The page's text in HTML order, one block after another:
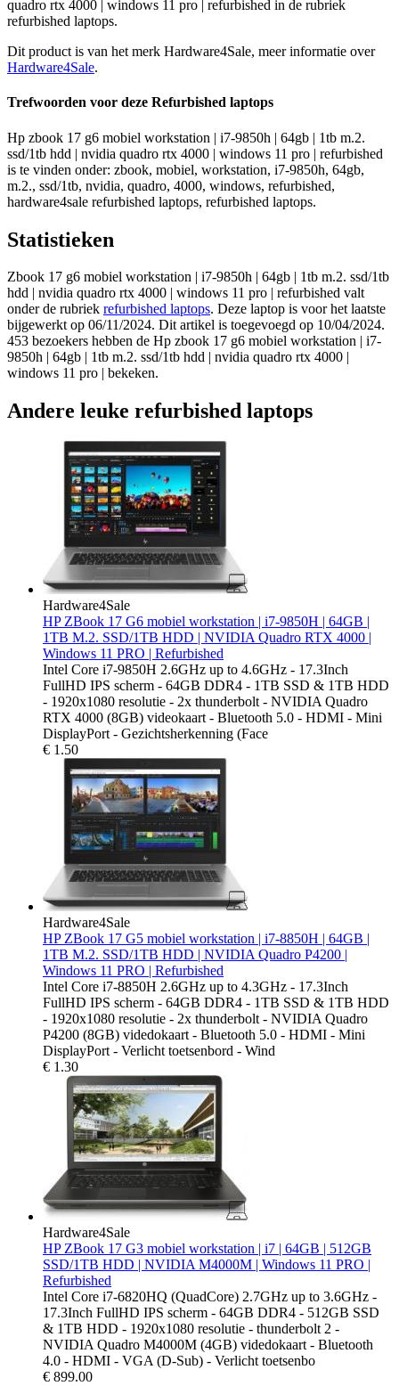
quadro rtx 4000 | windows 11 pro | refurbished in de rubriek
refurbished laptops.
Dit product is van het merk Hardware4Sale, meer informatie over
Hardware4Sale.
Trefwoorden voor deze Refurbished laptops
Hp zbook 17 g6 mobiel workstation | i7-9850h | 64gb | 1tb m.2.
ssd/1tb hdd | nvidia quadro rtx 4000 | windows 11 pro | refurbished
is te vinden onder: zbook, mobiel, workstation, i7-9850h, 64gb,
m.2., ssd/1tb, nvidia, quadro, 4000, windows, refurbished,
hardware4sale refurbished laptops, refurbished laptops.
Statistieken
Zbook 17 g6 mobiel workstation | i7-9850h | 64gb | 1tb m.2. ssd/1tb
hdd | nvidia quadro rtx 4000 | windows 11 pro | refurbished valt
onder de rubriek refurbished laptops. Deze laptop is voor het laatste
bijgewerkt op 06/11/2024. Dit artikel is toegevoegd op 10/04/2024.
453 bezoekers hebben de Hp zbook 17 g6 mobiel workstation | i7-
9850h | 64gb | 1tb m.2. ssd/1tb hdd | nvidia quadro rtx 4000 |
windows 11 pro | bekeken.
Andere leuke refurbished laptops
Hardware4Sale
HP ZBook 17 G6 mobiel workstation | i7-9850H | 64GB |
1TB M.2. SSD/1TB HDD | NVIDIA Quadro RTX 4000 |
Windows 11 PRO | Refurbished
Intel Core i7-9850H 2.6GHz up to 4.6GHz - 17.3Inch
FullHD IPS scherm - 64GB DDR4 - 1TB SSD & 1TB HDD
- 1920x1080 resolutie - 2x thunderbolt - NVIDIA Quadro
RTX 4000 (8GB) videokaart - Bluetooth 5.0 - HDMI - Mini
DisplayPort - Gezichtsherkenning (Face
€ 1.50
Hardware4Sale
HP ZBook 17 G5 mobiel workstation | i7-8850H | 64GB |
1TB M.2. SSD/1TB HDD | NVIDIA Quadro P4200 |
Windows 11 PRO | Refurbished
Intel Core i7-8850H 2.6GHz up to 4.3GHz - 17.3Inch
FullHD IPS scherm - 64GB DDR4 - 1TB SSD & 1TB HDD
- 1920x1080 resolutie - 2x thunderbolt - NVIDIA Quadro
P4200 (8GB) videdokaart - Bluetooth 5.0 - HDMI - Mini
DisplayPort - Verlicht toetsenbord - Wind
€ 1.30
Hardware4Sale
HP ZBook 17 G3 mobiel workstation | i7 | 64GB | 512GB
SSD/1TB HDD | NVIDIA M4000M | Windows 11 PRO |
Refurbished
Intel Core i7-6820HQ (QuadCore) 2.7GHz up to 3.6GHz -
17.3Inch FullHD IPS scherm - 64GB DDR4 - 512GB SSD
& 1TB HDD - 1920x1080 resolutie - thunderbolt 2 -
NVIDIA Quadro M4000M (4GB) videdokaart - Bluetooth
4.0 - HDMI - VGA (D-Sub) - Verlicht toetsenbo
€ 899.00